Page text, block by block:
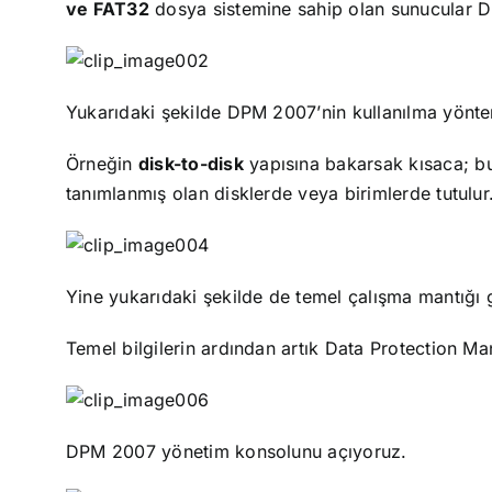
ve FAT32dosya sistemine sahip olan sunucular
Yukarıdaki şekilde DPM 2007’nin kullanılma
Örneğin disk-to-diskyapısına bakarsak kısaca;
tanımlanmış olan disklerde veya birimlerde
Yine yukarıdaki şekilde de temel çalışma
Temel bilgilerin ardından artık Data Protection
DPM 2007 yönetim konsolunu açıyoruz.